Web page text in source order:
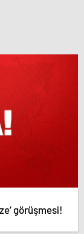
görüşmesi!